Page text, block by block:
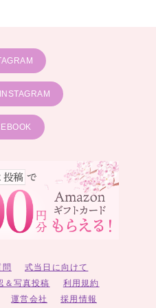
問
式当日に向けて
＆写真投稿
利用規約
運営会社 採用情報